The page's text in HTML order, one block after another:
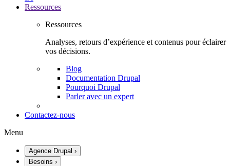
Ressources
Ressources
Analyses, retours d’expérience et contenus pour éclairer
vos décisions.
Blog
Documentation Drupal
Pourquoi Drupal
Parler avec un expert
Contactez-nous
Menu
Agence Drupal ›
Besoins ›